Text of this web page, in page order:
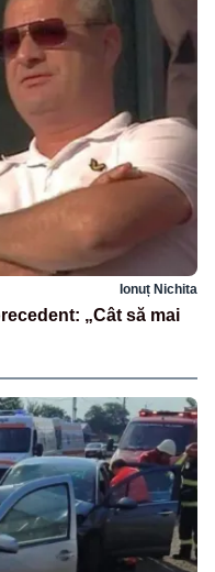
Ionuț Nichita
„Cât să mai